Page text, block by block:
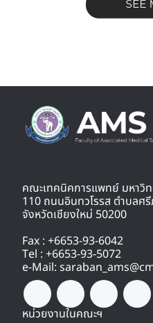
คณะเทคนิคการแพทย์ มหาวิท
110 ถนนอินทวโรรส ตำบลศรี
จังหวัดเชียงใหม่ 50200
Fax : +6653-93-6042
Tel : +6653-93-5072
e-Mail:
หน่วยงานในคณะฯ